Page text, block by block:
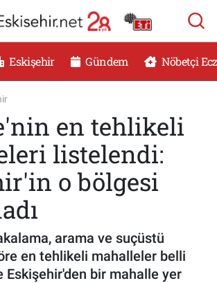
Eskişehir Gündem Nöbetçi
en tehlikeli
listelendi:
o bölgesi
arama ve suçüstü
en tehlikeli mahalleler belli
Eskişehir'den bir mahalle yer
Eczaneler
Vakitleri
Yoğunluk Haritası
Durumu ve Fikstür
Haberleri